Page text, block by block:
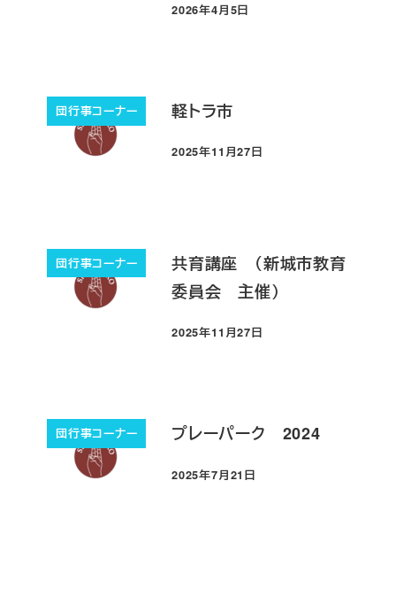
投稿日
2026年4月5日
団行事コーナー 軽トラ市
投稿日
2025年11月27日
団行事コーナー
共育講座 （新城市教育
委員会 主催）
投稿日
2025年11月27日
団行事コーナー プレーパーク 2024
投稿日
2025年7月21日